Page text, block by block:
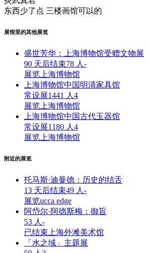
东西少了点 三楼画馆可以的
展馆里的其他展览
盛世芳华：上海博物馆受赠文物展
90 天后结束78 人 -
展览 上海博物馆
上海博物馆中国明清家具馆
常设展1441 人 4
展览 上海博物馆
上海博物馆中国古代玉器馆
常设展1180 人 4
展览 上海博物馆
附近的展览
托马斯·迪曼德：历史的结舌
13 天后结束49 人 -
展览ucca edge
阿岱尔·阿德斯梅：御旨
53 人 -
已结束 上海外滩美术馆
「水之域」主题展